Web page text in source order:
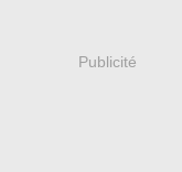
Publicité